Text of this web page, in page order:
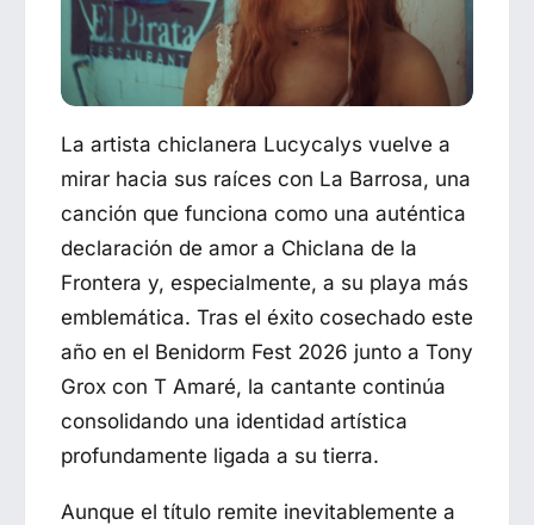
La artista chiclanera Lucycalys vuelve a
mirar hacia sus raíces con La Barrosa, una
canción que funciona como una auténtica
declaración de amor a Chiclana de la
Frontera y, especialmente, a su playa más
emblemática. Tras el éxito cosechado este
año en el Benidorm Fest 2026 junto a Tony
Grox con T Amaré, la cantante continúa
consolidando una identidad artística
profundamente ligada a su tierra.
Aunque el título remite inevitablemente a